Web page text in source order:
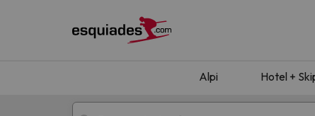
Alpi Hotel +